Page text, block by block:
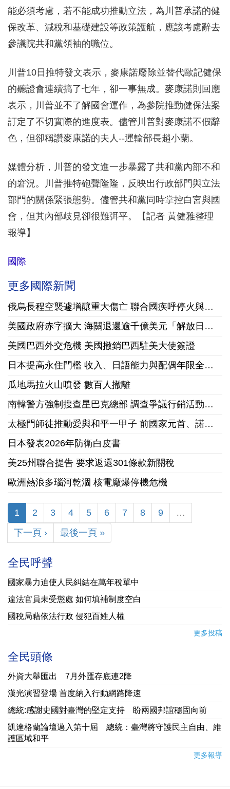
能必須考慮，若不能成功推動立法，為川普承諾的健
保改革、減稅和基礎建設等政策護航，應該考慮辭去
參議院共和黨領袖的職位。
川普10日推特發文表示，麥康諾廢除並替代歐記健保
的聽證會連續搞了七年，卻一事無成。麥康諾則回應
表示，川普並不了解國會運作，為參院推動健保法案
訂定了不切實際的進度表。儘管川普對麥康諾不假辭
色，但卻稱讚麥康諾的夫人--運輸部長趙小蘭。
媒體分析，川普的發文進一步暴露了共和黨內部不和
的窘況。川普推特砲聲隆隆，反映出行政部門與立法
部門的關係緊張態勢。儘管共和黨同時掌控白宮與國
會，但其內部歧見卻很難弭平。【記者 黃健雅整理
報導】
國際
更多國際新聞
俄烏長程空襲遽增釀重大傷亡 聯合國疾呼停火與國際急馳援
美國政府赤字擴大 海關退還逾千億美元「解放日」關稅
美國巴西外交危機 美國撤銷巴西駐美大使簽證
日本提高永住門檻 收入、日語能力與配偶年限全面收緊
瓜地馬拉火山噴發 數百人撤離
南韓警方強制搜查星巴克總部 調查爭議行銷活動「坦克日」
太極門師徒推動愛與和平一甲子 前國家元首、諾貝爾和平獎獲獎組織領袖來台祝賀
日本發表2026年防衛白皮書
美25州聯合提告 要求返還301條款新關稅
歐洲熱浪多瑙河乾涸 核電廠爆停機危機
1 2 3 4 5 6 7 8 9
…
下一頁 ›
最後一頁 »
全民呼聲
國家暴力迫使人民糾結在萬年稅單中
違法官員未受懲處 如何填補制度空白
國稅局藉依法行政 侵犯百姓人權
更多投稿
全民頭條
外資大舉匯出 7月外匯存底連2降
漢光演習登場 首度納入行動網路降速
總統:感謝史國對臺灣的堅定支持 盼兩國邦誼穩固向前
凱達格蘭論壇邁入第十屆 總統：臺灣將守護民主自由、維
護區域和平
更多報導